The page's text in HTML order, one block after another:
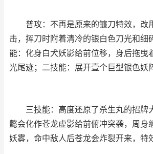
普攻：不再是原来的镰刀特效，改
击，挥刀时附着清冷的银白色刀光和细
能：化身白犬妖影给前位移，身后拖曳
光尾迹；二技能：展开壹个巨型银色妖
三技能：高度还原了杀生丸的招牌
懿会化作苍龙虚影给前俯冲突袭，周身
妖雾，命中敌人后苍龙会炸裂开来，特